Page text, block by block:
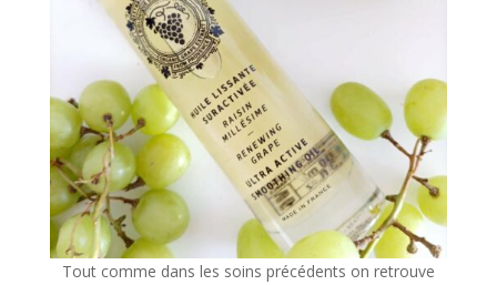
Tout comme dans les soins précédents on retrouve